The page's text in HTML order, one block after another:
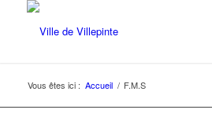
Vous êtes ici : Accueil / F.M.S